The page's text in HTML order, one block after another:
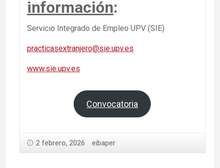
información:
Servicio Integrado de Empleo UPV (SIE)
practicasextranjero@sie.upv.es
www.sie.upv.es
Convocatoria
2 febrero, 2026 eibaper